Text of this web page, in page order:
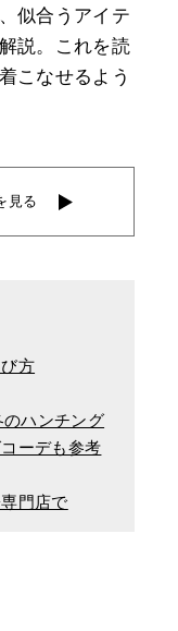
似合うアイテ
説。これを読
こなせるよう
見る
方
ハンチング
ーデも参考
門店で